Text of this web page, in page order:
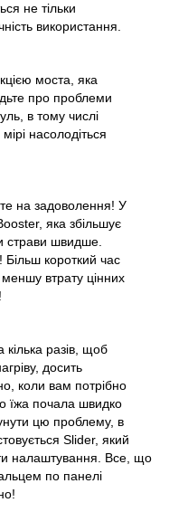
не тільки
використання.
моста, яка
про проблеми
в тому числі
насолодіться
на задоволення! У
яка збільшує
страви швидше.
Більш короткий час
втрату цінних
кілька разів, щоб
досить
коли вам потрібно
їжа почала швидко
цю проблему, в
Slider, який
налаштування. Все, що
по панелі